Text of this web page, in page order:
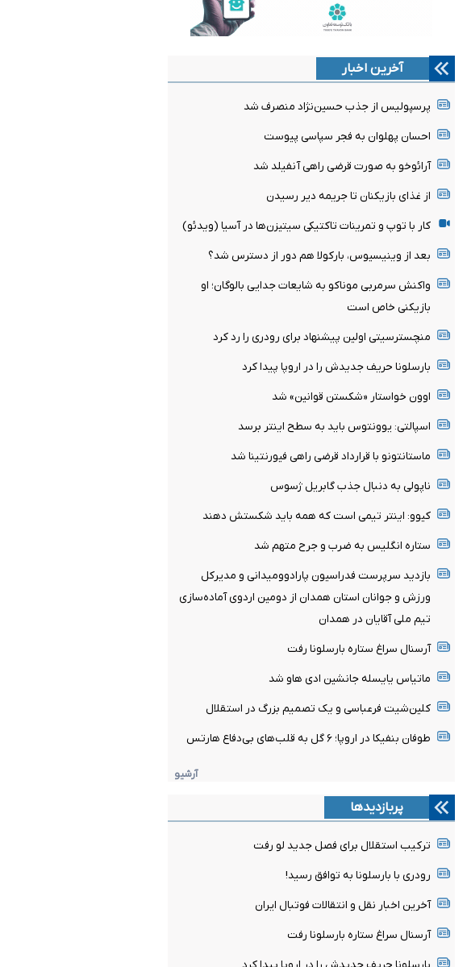
آخرین اخبار
پرسپولیس از جذب حسین‌نژاد منصرف شد
احسان پهلوان به فجر سپاسی پیوست
آرائوخو به صورت قرضی راهی آنفیلد شد
از غذای بازیکنان تا جریمه دیر رسیدن
کار با توپ و تمرینات تاکتیکی سیتیزن‌ها در آسیا (ویدئو)
بعد از وینیسیوس، بارکولا هم دور از دسترس شد؟
واکنش سرمربی موناکو به شایعات جدایی بالوگان؛ او
بازیکنی خاص است
منچسترسیتی اولین پیشنهاد برای رودری را رد کرد
بارسلونا حریف جدیدش را در اروپا پیدا کرد
اوون خواستار «شکستن قوانین» شد
اسپالتی: یوونتوس باید به سطح اینتر برسد
ماستانتونو با قرارداد قرضی راهی فیورنتینا شد
ناپولی به دنبال جذب گابریل ژسوس
کیوو: اینتر تیمی است که همه باید شکستش دهند
ستاره انگلیس به ضرب و جرح متهم شد
بازدید سرپرست فدراسیون پارادوومیدانی و مدیرکل
ورزش و جوانان استان همدان از دومین اردوی آماده‌سازی
تیم ملی آقایان در همدان
آرسنال سراغ ستاره بارسلونا رفت
ماتیاس یایسله جانشین ادی هاو شد
کلین‌شیت فرعباسی و یک تصمیم بزرگ در استقلال
طوفان بنفیکا در اروپا؛ ۶ گل به قلب‌های بی‌دفاع هارتس
آرشیو
پربازدیدها
ترکیب استقلال برای فصل جدید لو رفت
رودری با بارسلونا به توافق رسید!
آخرین اخبار نقل و انتقالات فوتبال ایران
آرسنال سراغ ستاره بارسلونا رفت